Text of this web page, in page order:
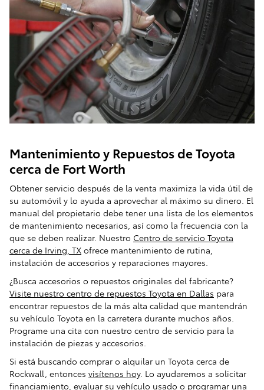
Mantenimiento y Repuestos de Toyota
cerca de Fort Worth
Obtener servicio después de la venta maximiza la vida útil de
su automóvil y lo ayuda a aprovechar al máximo su dinero. El
manual del propietario debe tener una lista de los elementos
de mantenimiento necesarios, así como la frecuencia con la
que se deben realizar. Nuestro Centro de servicio Toyota
cerca de Irving, TX ofrece mantenimiento de rutina,
instalación de accesorios y reparaciones mayores.
¿Busca accesorios o repuestos originales del fabricante?
Visite nuestro centro de repuestos Toyota en Dallas para
encontrar repuestos de la más alta calidad que mantendrán
su vehículo Toyota en la carretera durante muchos años.
Programe una cita con nuestro centro de servicio para la
instalación de piezas y accesorios.
Si está buscando comprar o alquilar un Toyota cerca de
Rockwall, entonces visítenos hoy. Lo ayudaremos a solicitar
financiamiento, evaluar su vehículo usado o programar una